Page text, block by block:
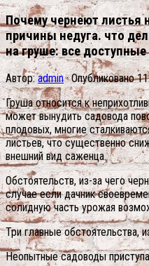
Почему чернеют листья
причины недуга. что
на груше: все
Автор:admin · Опубликовано
Груша относится к
может вынудить садовода
плодовых, многие
листьев, что существенно
внешний вид саженца.
Обстоятельств, из-за чего
случае если дачник
солидную часть урожая
Три главные обстоятельства,
Неопытные садоводы